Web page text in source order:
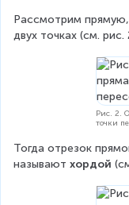
Рассмотрим прямую,
двух точках (см. рис.
Рис. 2.
точки
Тогда отрезок
называют хордой